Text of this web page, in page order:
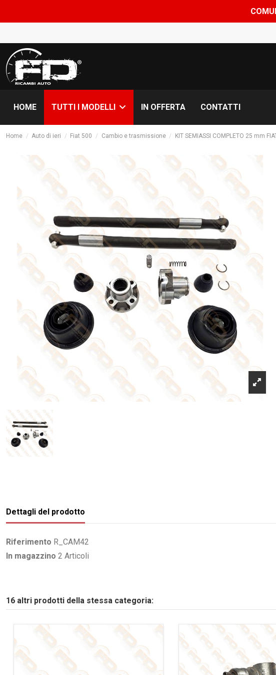
HOME TUTTI I MODELLI IN OFFERTA CONTATTI
Home Auto di ieri Fiat 500 Cambio e trasmissione KIT SEMIASSI COMPLETO 25 mm
Dettagli del prodotto
Riferimento R_CAM42
In magazzino 2 Articoli
16 altri prodotti della stessa categoria: